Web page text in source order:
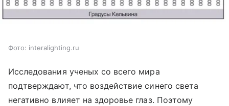
Фото: interalighting.ru
Исследования ученых со всего мира
подтверждают, что воздействие синего света
негативно влияет на здоровье глаз. Поэтому